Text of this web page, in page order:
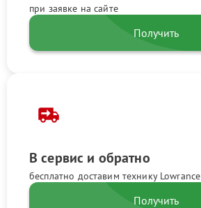
при заявке на сайте
Получить
В сервис и обратно
бесплатно доставим технику Lowrance
Получить